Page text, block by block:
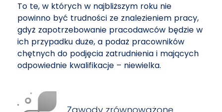
To te, w których w najbliższym roku nie
powinno być trudności ze znalezieniem pracy,
gdyż zapotrzebowanie pracodawców będzie w
ich przypadku duże, a podaż pracowników
chętnych do podjęcia zatrudnienia i mających
odpowiednie kwalifikacje – niewielka.